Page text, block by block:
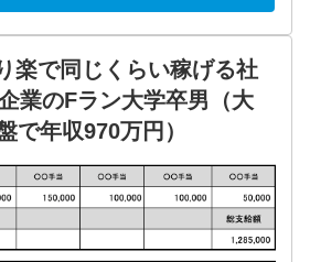
楽で同じくらい稼げる社
業のFラン大学卒男（大
で年収970万円）